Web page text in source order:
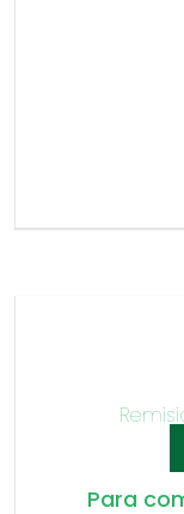
Para